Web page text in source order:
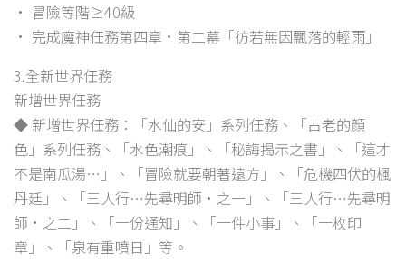
• 冒險等階≥40級
• 完成魔神任務第四章·第二幕「彷若無因飄落的輕雨」
3.全新世界任務
新增世界任務
◆ 新增世界任務：「水仙的安」系列任務、「古老的顏
色」系列任務、「水色潮痕」、「秘誨揭示之書」、「這才
不是南瓜湯…」、「冒險就要朝著遠方」、「危機四伏的楓
丹廷」、「三人行…先尋明師·之一」、「三人行…先尋明
師·之二」、「一份通知」、「一件小事」、「一枚印
章」、「泉有重噴日」等。